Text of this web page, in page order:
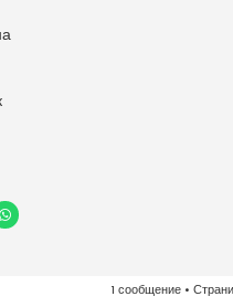
1 сообщение •